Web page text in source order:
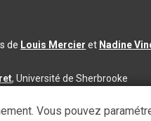
de Louis Mercier et Nadine
, Université de Sherbrooke
08-03
Vous pouvez